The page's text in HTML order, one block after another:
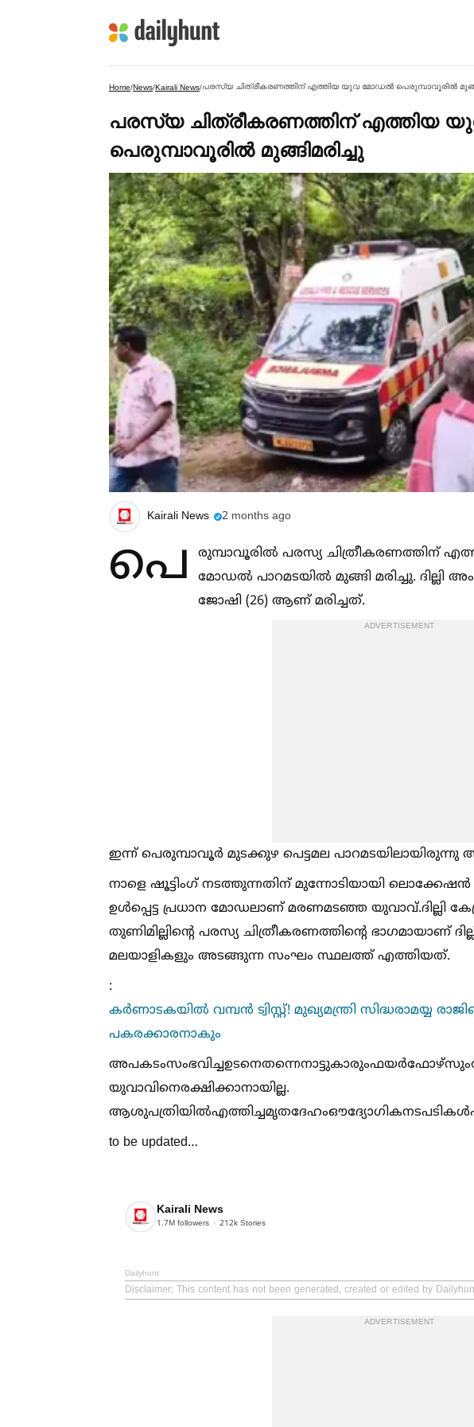
Home/News/Kairali News/പരസ്യ ചിത്രീകരണത്തിന് എത്തിയ യുവ മോഡല്‍ പെരുമ്പാവൂരില്‍
പരസ്യ ചിത്രീകരണത്തിന് എത്തിയ
പെരുമ്പാവൂരില്‍ മുങ്ങിമരിച്ചു
Kairali News 2 months ago
പെ
രുമ്പാവൂരില്‍ പരസ്യ ചിത്രീകരണത്തിന്
മോഡല്‍ പാറമടയില്‍ മുങ്ങി മരിച്ചു. ദില്ലി
ജോഷി (26) ആണ് മരിച്ചത്.
ADVERTISEMENT
ഇന്ന് പെരുമ്പാവൂർ മുടക്കുഴ പെട്ടമല പാറമടയിലായിരുന്നു
നാളെ ഷൂട്ടിംഗ് നടത്തുന്നതിന് മുന്നോടിയായി
ഉള്‍പ്പെട്ട പ്രധാന മോഡലാണ് മരണമടഞ്ഞ യുവാവ്.ദില്ലി
തുണിമില്ലിന്റെ പരസ്യ ചിത്രീകരണത്തിന്റെ ഭാഗമായാണ്
മലയാളികളും അടങ്ങുന്ന സംഘം സ്ഥലത്ത് എത്തിയത്.
:
കർണാടകയില്‍ വമ്പൻ ട്വിസ്റ്റ്! മുഖ്യമന്ത്രി സിദ്ധരാമയ്യ
പകരക്കാരനാകും
യുവാവിനെരക്ഷിക്കാനായില്ല.
to be updated…
Kairali News
1.7M followers 212k Stories
Dailyhunt
Disclaimer: This content has not been generated, created or edited by
ADVERTISEMENT